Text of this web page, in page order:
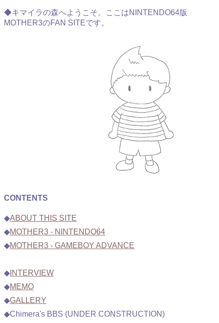
◆キマイラの森へようこそ。ここはNINTENDO64版
MOTHER3のFAN SITEです。
CONTENTS
◆ABOUT THIS SITE
◆MOTHER3 - NINTENDO64
◆MOTHER3 - GAMEBOY ADVANCE
◆ INTERVIEW
◆MEMO
◆GALLERY
◆Chimera's BBS (UNDER CONSTRUCTION)